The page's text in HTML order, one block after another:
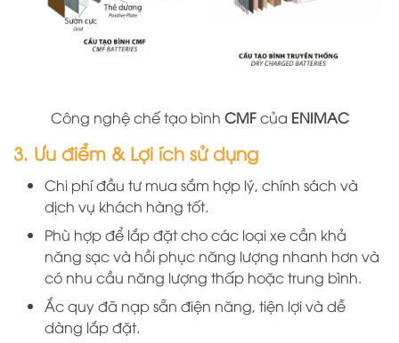
Công nghệ chế tạo bình CMFcủa ENIMAC
3. Ưu điểm & Lợi ích sử dụng
Chi phí đầu tư mua sắm hợp lý, chính sách và
dịch vụ khách hàng tốt.
Phù hợp để lắp đặt cho các loại xe cần khả
năng sạc và hồi phục năng lượng nhanh hơn và
có nhu cầu năng lượng thấp hoặc trung bình.
Ắc quy đã nạp sẵn điện năng, tiện lợi và dễ
dàng lắp đặt.